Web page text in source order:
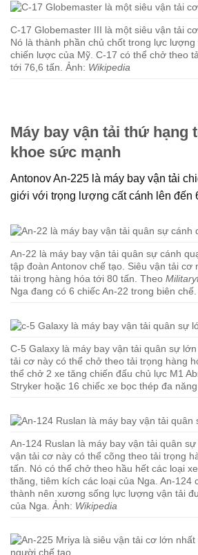
C-17 Globemaster III là một siêu vận tải
Nó là thành phần chủ chốt trong lực
chiến lược của Mỹ. C-17 có thể chở theo
tới 76,6 tấn. Ảnh: Wikipedia
Máy bay vận tải thứ hạng
khoe sức mạnh
Antonov An-225 là máy bay vận tải
giới với trọng lượng cất cánh lên đến
An-22 là máy bay vận tải quân sự cánh
tập đoàn Antonov chế tạo. Siêu vận tải cơ
tải trọng hàng hóa tới 80 tấn. Theo
Nga đang có 6 chiếc An-22 trong biên
C-5 Galaxy là máy bay vận tải quân sự
tải cơ này có thể chở theo tải trọng hàng
thể chở 2 xe tăng chiến đấu chủ lực M1
Stryker hoặc 16 chiếc xe bọc thép đa
An-124 Ruslan là máy bay vận tải quân
vận tải cơ này có thể cõng theo tải trọng
tấn. Nó có thể chở theo hầu hết các loại
thăng, tiêm kích các loại của Nga. An-124
thành nên xương sống lực lượng vận tải
của Nga. Ảnh: Wikipedia